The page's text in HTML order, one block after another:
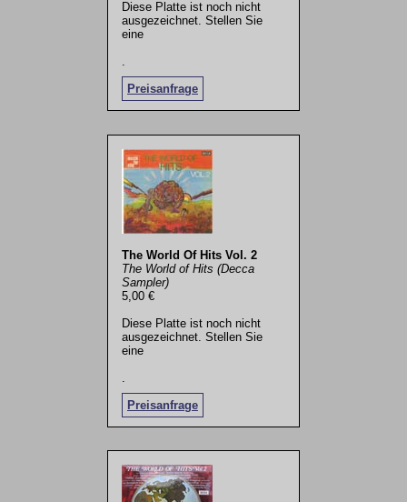
Diese Platte ist noch nicht
ausgezeichnet. Stellen Sie
eine
Preisanfrage
The World Of Hits Vol. 2
The World of Hits (Decca
Sampler)
5,00 €
Diese Platte ist noch nicht
ausgezeichnet. Stellen Sie
eine
Preisanfrage